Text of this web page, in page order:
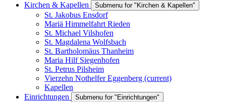
Kirchen & Kapellen
Submenu for "Kirchen & Kapellen"
St. Jakobus Ensdorf
Mariä Himmelfahrt Rieden
St. Michael Vilshofen
St. Magdalena Wolfsbach
St. Bartholomäus Thanheim
Maria Hilf Siegenhofen
St. Petrus Pilsheim
Vierzehn Nothelfer Eggenberg (current)
Kapellen
Einrichtungen
Submenu for "Einrichtungen"